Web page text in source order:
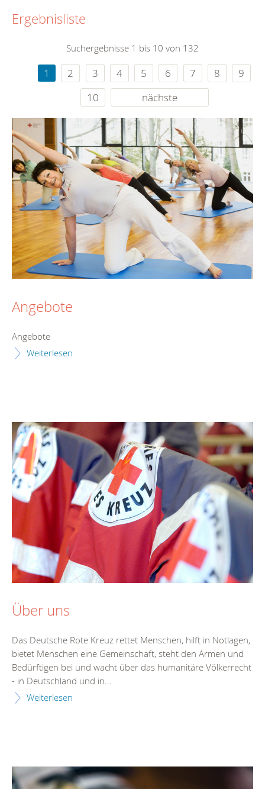
Ergebnisliste
Suchergebnisse 1 bis 10 von 132
1 2 3 4 5 6 7 8
9
10
nächste
Angebote
Angebote
Weiterlesen
Über uns
Das Deutsche Rote Kreuz rettet Menschen, hilft in Notlagen,
bietet Menschen eine Gemeinschaft, steht den Armen und
Bedürftigen bei und wacht über das humanitäre Völkerrecht
- in Deutschland und in...
Weiterlesen